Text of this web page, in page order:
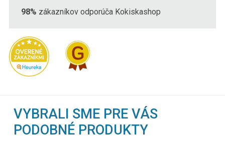
98% zákazníkov odporúča Kokiskashop
VYBRALI SME PRE VÁS
PODOBNÉ PRODUKTY